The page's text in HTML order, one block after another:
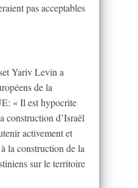
pas acceptables
Yariv Levin a
de la
« Il est hypocrite
construction d’Israël
activement et
la construction de la
sur le territoire